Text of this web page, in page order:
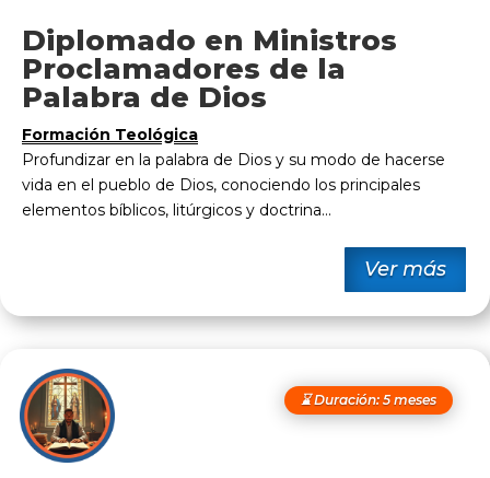
Diplomado en Ministros
Proclamadores de la
Palabra de Dios
Formación Teológica
Profundizar en la palabra de Dios y su modo de hacerse
vida en el pueblo de Dios, conociendo los principales
elementos bíblicos, litúrgicos y doctrina...
Ver más
⌛ Duración: 5 meses